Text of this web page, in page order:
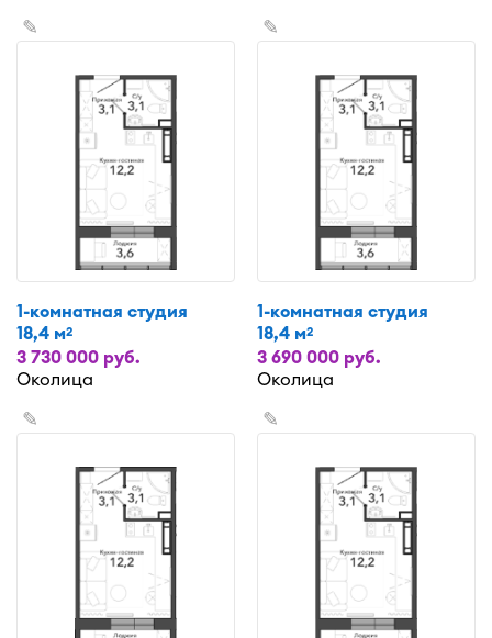
✎
1-комнатная студия
18,4 м2
3 730 000 руб.
Околица
✎
1-комнатная студия
18,4 м2
3 690 000 руб.
Околица
✎ ✎